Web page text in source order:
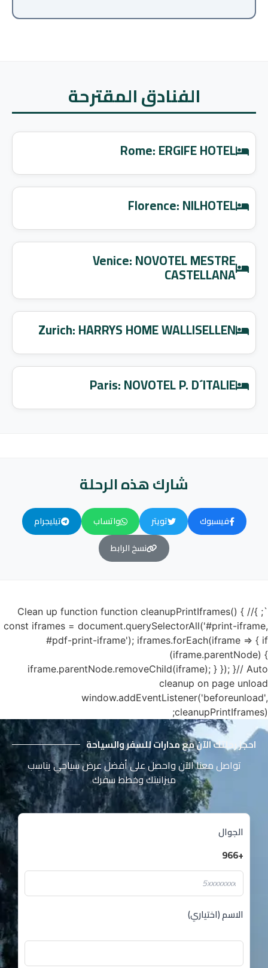
الفنادق المقترحة
Rome: ERGIFE HOTEL
Florence: NILHOTEL
Venice: NOVOTEL MESTRE
CASTELLANA
Zurich: HARRYS HOME WALLISELLEN
Paris: NOVOTEL P. D´ITALIE
شارك هذه الرحلة
فيسبوك تويتر واتساب
تيليجرام
نسخ الرابط
`; }// Clean up function function cleanupPrintIframes() {
const iframes = document.querySelectorAll('#print-iframe,
#pdf-print-iframe'); iframes.forEach(iframe => { if
(iframe.parentNode) {
iframe.parentNode.removeChild(iframe); } }); }// Auto
cleanup on page unload
window.addEventListener('beforeunload',
cleanupPrintIframes);
احجز رحلتك الآن مع مدارات للسفر والسياحة
تواصل معنا الآن واحصل على أفضل عرض سياحي يناسب
ميزانيتك وخطط سفرك
الجوال
+966
الاسم (اختياري)